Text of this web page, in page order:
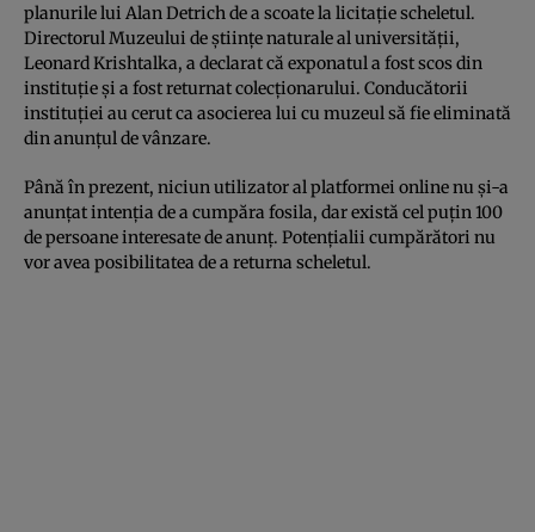
planurile lui Alan Detrich de a scoate la licitaţie scheletul.
Directorul Muzeului de ştiinţe naturale al universităţii,
Leonard Krishtalka, a declarat că exponatul a fost scos din
instituţie şi a fost returnat colecţionarului. Conducătorii
instituţiei au cerut ca asocierea lui cu muzeul să fie eliminată
din anunţul de vânzare.
Până în prezent, niciun utilizator al platformei online nu şi-a
anunţat intenţia de a cumpăra fosila, dar există cel puţin 100
de persoane interesate de anunţ. Potenţialii cumpărători nu
vor avea posibilitatea de a returna scheletul.